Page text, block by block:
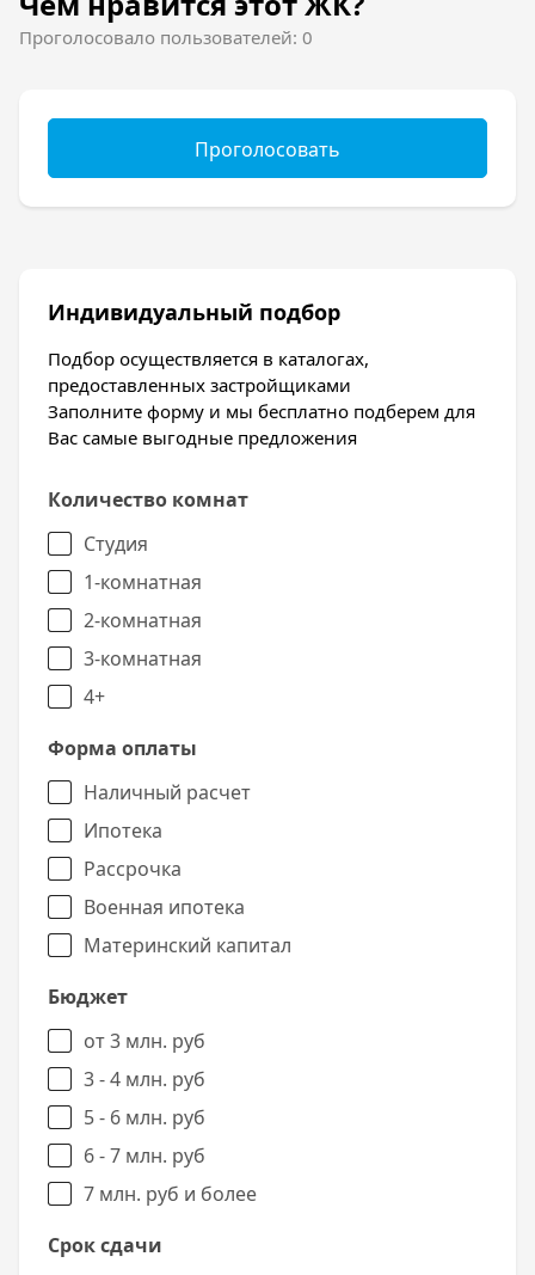
Проголосовало пользователей: 0
Проголосовать
Индивидуальный подбор
Подбор осуществляется в каталогах,
предоставленных застройщиками
Заполните форму и мы бесплатно подберем для
Вас самые выгодные предложения
Количество комнат
Студия
1-комнатная
2-комнатная
3-комнатная
4+
Форма оплаты
Наличный расчет
Ипотека
Рассрочка
Военная ипотека
Материнский капитал
Бюджет
от 3 млн. руб
3 - 4 млн. руб
5 - 6 млн. руб
6 - 7 млн. руб
7 млн. руб и более
Срок сдачи